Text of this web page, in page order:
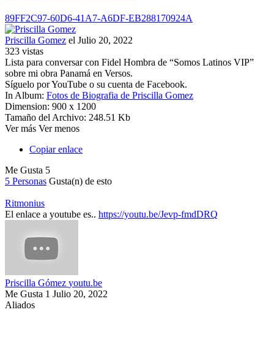
89FF2C97-60D6-41A7-A6DF-EB288170924A
Priscilla Gomez el Julio 20, 2022
323 vistas
Lista para conversar con Fidel Hombra de “Somos Latinos VIP”
sobre mi obra Panamá en Versos.
Síguelo por YouTube o su cuenta de Facebook.
In Album: Fotos de Biografia de Priscilla Gomez
Dimension: 900 x 1200
Tamaño del Archivo: 248.51 Kb
Ver más Ver menos
Copiar enlace
Me Gusta 5
5 Personas Gusta(n) de esto
Ritmonius
El enlace a youtube es.. https://youtu.be/Jevp-fmdDRQ
Priscilla Gómez youtu.be
Me Gusta 1 Julio 20, 2022
Aliados